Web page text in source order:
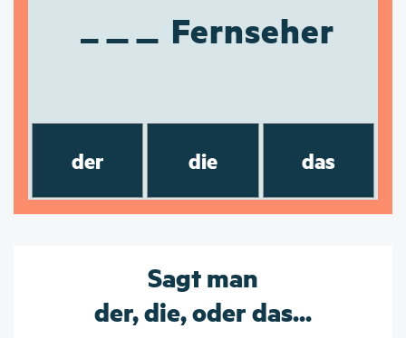
Fernseher
der die das
Sagt man
der, die, oder das...